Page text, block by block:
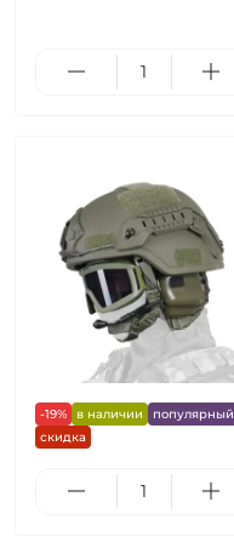
-19% в наличии
популярный
скидка